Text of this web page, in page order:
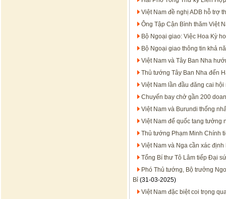
Việt Nam đề nghị ADB hỗ trợ
Ông Tập Cận Bình thăm Việt
Bộ Ngoại giao: Việc Hoa Kỳ
Bộ Ngoại giao thông tin khả
Việt Nam và Tây Ban Nha
Thủ tướng Tây Ban Nha đến
Việt Nam lần đầu đăng cai
Chuyến bay chở gần 200
Việt Nam và Burundi thống
Việt Nam để quốc tang tưởng
Thủ tướng Phạm Minh Chính
Việt Nam và Nga cần xác
Tổng Bí thư Tô Lâm tiếp Đại
Phó Thủ tướng, Bộ trưởng
Bỉ (31-03-2025)
Việt Nam đặc biệt coi trọng